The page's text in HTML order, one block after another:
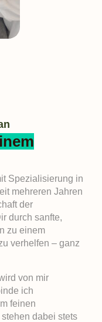
Spezialisierung in
mehreren Jahren
der
durch sanfte,
zu einem
verhelfen – ganz
von mir
ich
feinen
dabei stets